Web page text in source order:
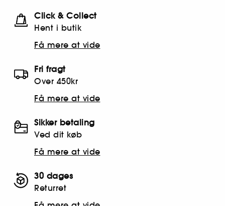
Click & Collect
Hent i butik
Få mere at vide
Fri fragt
Over 450kr
Få mere at vide
Sikker betaling
Ved dit køb
Få mere at vide
30 dages
Returret